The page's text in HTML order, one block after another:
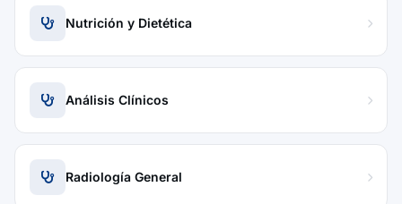
Nutrición y Dietética
Análisis Clínicos
Radiología General